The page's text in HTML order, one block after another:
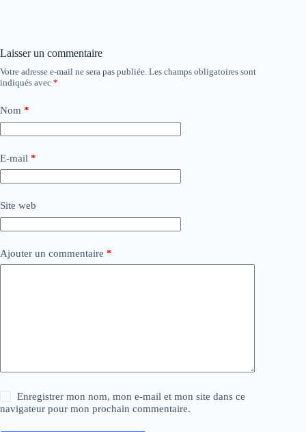
Laisser un commentaire
Votre adresse e-mail ne sera pas publiée. Les champs obligatoires sont
indiqués avec *
Nom *
E-mail *
Site web
Ajouter un commentaire *
Enregistrer mon nom, mon e-mail et mon site dans ce
navigateur pour mon prochain commentaire.